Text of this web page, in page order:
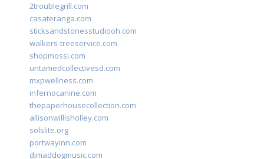
2troublegrill.com
casateranga.com
sticksandstonesstudiooh.com
walkers-treeservice.com
shopmossi.com
untamedcollectivesd.com
mxpwellness.com
infernocanine.com
thepaperhousecollection.com
allisonwillisholley.com
solslite.org
portwayinn.com
djmaddogmusic.com